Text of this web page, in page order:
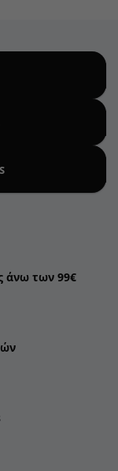
άνω των 99€